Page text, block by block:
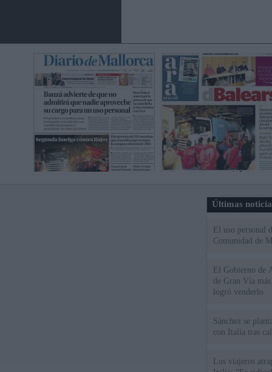
Últimas
El uso personal
Comunidad de
El Gobierno de
de Gran Vía
logró venderlo
Sánchez se
con Italia tras
Los viajeros